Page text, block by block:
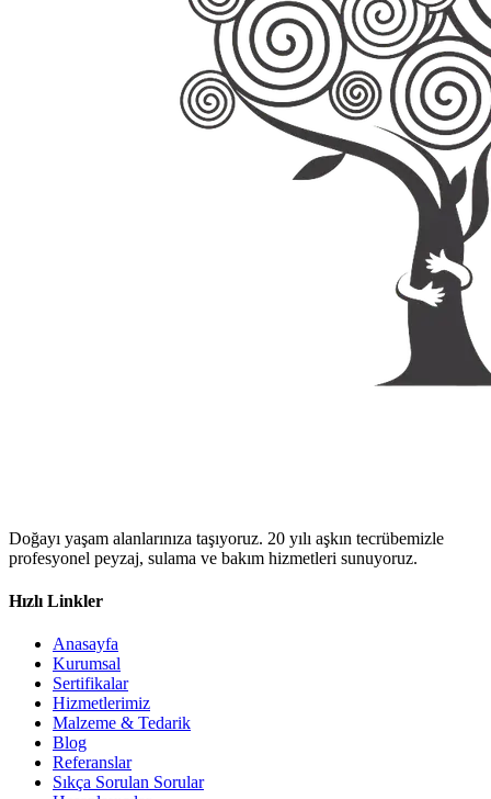
Doğayı yaşam alanlarınıza taşıyoruz. 20 yılı aşkın tecrübemizle
profesyonel peyzaj, sulama ve bakım hizmetleri sunuyoruz.
Hızlı Linkler
Anasayfa
Kurumsal
Sertifikalar
Hizmetlerimiz
Malzeme & Tedarik
Blog
Referanslar
Sıkça Sorulan Sorular